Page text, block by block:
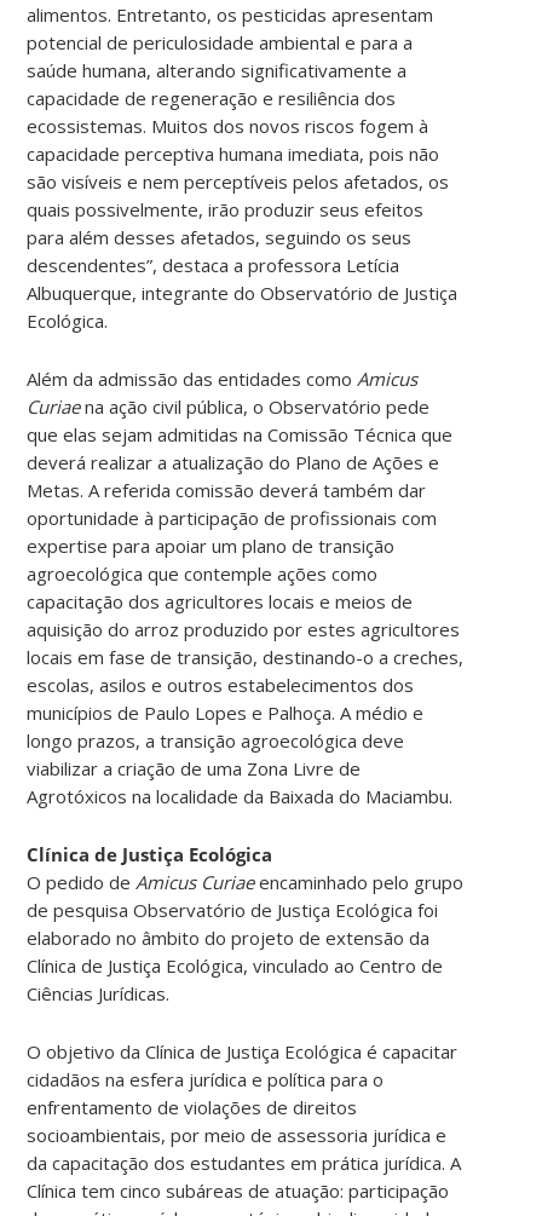
alimentos. Entretanto, os pesticidas apresentam
potencial de periculosidade ambiental e para a
saúde humana, alterando significativamente a
capacidade de regeneração e resiliência dos
ecossistemas. Muitos dos novos riscos fogem à
capacidade perceptiva humana imediata, pois não
são visíveis e nem perceptíveis pelos afetados, os
quais possivelmente, irão produzir seus efeitos
para além desses afetados, seguindo os seus
descendentes”, destaca a professora Letícia
Albuquerque, integrante do Observatório de Justiça
Ecológica.
Além da admissão das entidades como Amicus
Curiaena ação civil pública, o Observatório pede
que elas sejam admitidas na Comissão Técnica que
deverá realizar a atualização do Plano de Ações e
Metas. A referida comissão deverá também dar
oportunidade à participação de profissionais com
expertise para apoiar um plano de transição
agroecológica que contemple ações como
capacitação dos agricultores locais e meios de
aquisição do arroz produzido por estes agricultores
locais em fase de transição, destinando-o a creches,
escolas, asilos e outros estabelecimentos dos
municípios de Paulo Lopes e Palhoça. A médio e
longo prazos, a transição agroecológica deve
viabilizar a criação de uma Zona Livre de
Agrotóxicos na localidade da Baixada do Maciambu.
Clínica de Justiça Ecológica
O pedido de Amicus Curiaeencaminhado pelo grupo
de pesquisa Observatório de Justiça Ecológica foi
elaborado no âmbito do projeto de extensão da
Clínica de Justiça Ecológica, vinculado ao Centro de
Ciências Jurídicas.
O objetivo da Clínica de Justiça Ecológica é capacitar
cidadãos na esfera jurídica e política para o
enfrentamento de violações de direitos
socioambientais, por meio de assessoria jurídica e
da capacitação dos estudantes em prática jurídica. A
Clínica tem cinco subáreas de atuação: participação